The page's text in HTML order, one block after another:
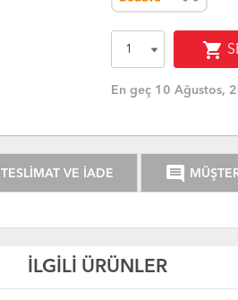
shopping_cart
En geç 10 Ağustos,
TESLİMAT VE İADE comment
İLGİLİ ÜRÜNLER